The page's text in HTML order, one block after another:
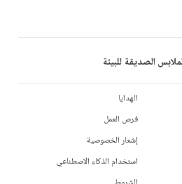
الصديقة للبيئة
الهدايا
فرص العمل
إشعار الخصوصية
استخدام الذكاء الاصطناعي